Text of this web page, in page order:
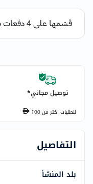
توصيل مجاني*
للطلبات اكتر من100
التفاصيل
بلد المنشأ